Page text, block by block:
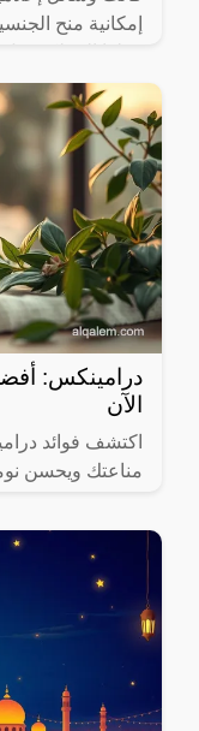
إمكانية منح
في
الآن
اكتشف فوائد
مناعتك ويحسن